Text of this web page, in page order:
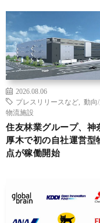
2026.08.06
プレスリリースなど
動向
物流施設
住友林業グループ、神
厚木で初の自社運営型
点が稼働開始